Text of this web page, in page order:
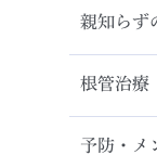
親知らず
根管治療
予防・メ